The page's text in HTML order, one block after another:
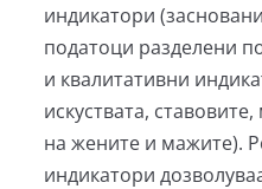
индикатори
податоци разделени
и квалитативни
искуствата,
на жените и мажите).
индикатори